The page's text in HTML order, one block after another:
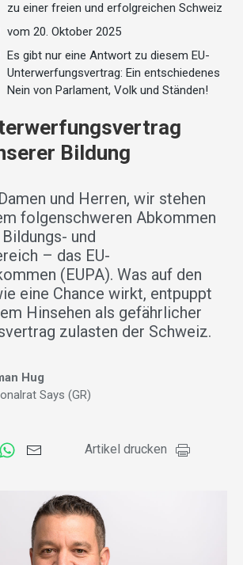
zu einer freien und erfolgreichen Schweiz
vom 20. Oktober 2025
Es gibt nur eine Antwort zu diesem EU-
Unterwerfungsvertrag: Ein entschiedenes
Nein von Parlament, Volk und Ständen!
Bildung
und Herren, wir stehen
folgenschweren Abkommen
und
– das EU-
(EUPA). Was auf den
eine Chance wirkt, entpuppt
Hinsehen als gefährlicher
zulasten der Schweiz.
Hug
Says (GR)
Artikel drucken